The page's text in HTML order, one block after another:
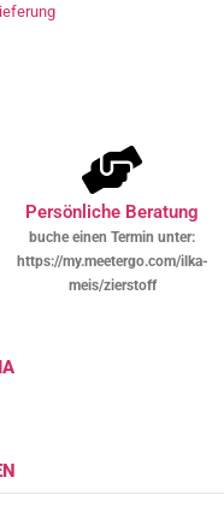
Persönliche Beratung
buche einen Termin unter:
https://my.meetergo.com/ilka-
meis/zierstoff